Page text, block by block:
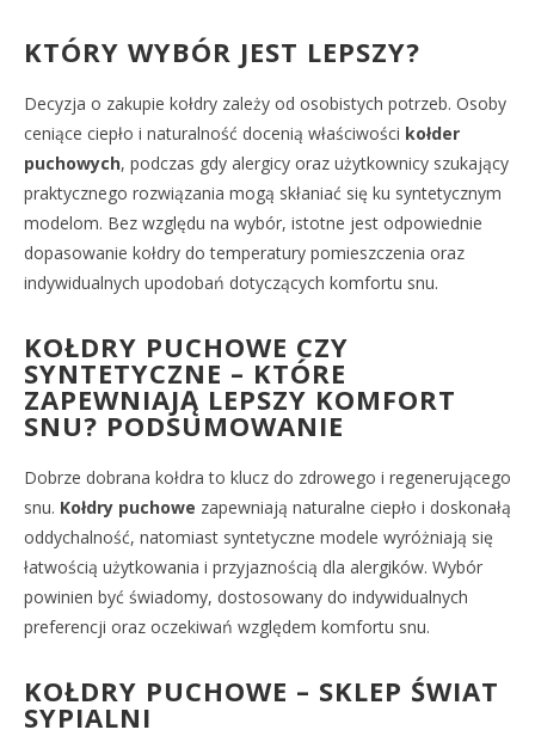
KTÓRY WYBÓR JEST LEPSZY?
Decyzja o zakupie kołdry zależy od osobistych potrzeb. Osoby
ceniące ciepło i naturalność docenią właściwości kołder
puchowych, podczas gdy alergicy oraz użytkownicy szukający
praktycznego rozwiązania mogą skłaniać się ku syntetycznym
modelom. Bez względu na wybór, istotne jest odpowiednie
dopasowanie kołdry do temperatury pomieszczenia oraz
indywidualnych upodobań dotyczących komfortu snu.
KOŁDRY PUCHOWE CZY
SYNTETYCZNE – KTÓRE
ZAPEWNIAJĄ LEPSZY KOMFORT
SNU? PODSUMOWANIE
Dobrze dobrana kołdra to klucz do zdrowego i regenerującego
snu. Kołdry puchowe zapewniają naturalne ciepło i doskonałą
oddychalność, natomiast syntetyczne modele wyróżniają się
łatwością użytkowania i przyjaznością dla alergików. Wybór
powinien być świadomy, dostosowany do indywidualnych
preferencji oraz oczekiwań względem komfortu snu.
KOŁDRY PUCHOWE – SKLEP ŚWIAT
SYPIALNI